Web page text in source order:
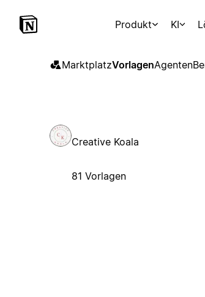
Produkt KI
MarktplatzVorlagenAgenten
Creative Koala
81 Vorlagen